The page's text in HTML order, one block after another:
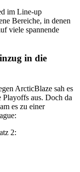
im Line-up
Bereiche, in denen
viele spannende
in die
ArcticBlaze sah es
Playoffs aus. Doch da
es zu einer
2: